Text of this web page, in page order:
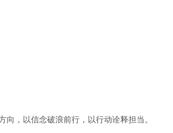
，以信念破浪前行，以行动诠释担当。